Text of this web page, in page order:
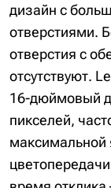
дизайн с
отверстиями.
отверстия с
отсутствуют.
16-дюймовый
пикселей,
максимальной